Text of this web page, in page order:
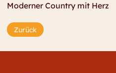
Moderner Country mit Herz
Zurück